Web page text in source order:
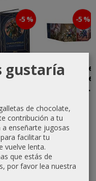
-5 %
de
las
€
45,00 €
-5 %
Pantalla de
dirección del
Archivo de...
11,40 €
12,00 €
gustaría
de chocolate,
contribución a tu
enseñarte jugosas
facilitar tu
vuelve lenta.
que estás de
por favor lea nuestra